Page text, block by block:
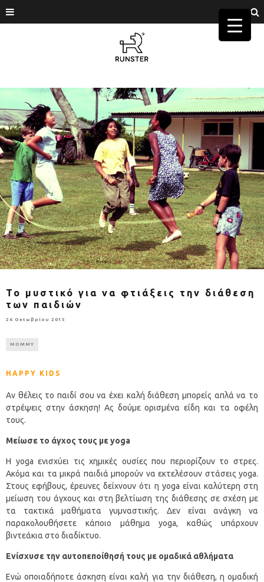
Το μυστικό για να φτιάξεις την διάθεση
των παιδιών
26 Οκτωβρίου 2015
MOMMY
HAPPY KIDS
Αν θέλεις το παιδί σου να έχει καλή διάθεση μπορείς απλά να το
στρέψεις στην άσκηση! Ας δούμε ορισμένα είδη και τα οφέλη
τους.
Μείωσε το άγχος τους με yoga
Η yoga ενισχύει τις χημικές ουσίες που περιορίζουν το στρες.
Ακόμα και τα μικρά παιδιά μπορούν να εκτελέσουν στάσεις yoga.
Στους εφήβους, έρευνες δείχνουν ότι η yoga είναι καλύτερη στη
μείωση του άγχους και στη βελτίωση της διάθεσης σε σχέση με
τα τακτικά μαθήματα γυμναστικής. Δεν είναι ανάγκη να
παρακολουθήσετε κάποιο μάθημα yoga, καθώς υπάρχουν
βιντεάκια στο διαδίκτυο.
Ενίσχυσε την αυτοπεποίθησή τους με ομαδικά αθλήματα
Ενώ οποιαδήποτε άσκηση είναι καλή για την διάθεση, η ομαδική